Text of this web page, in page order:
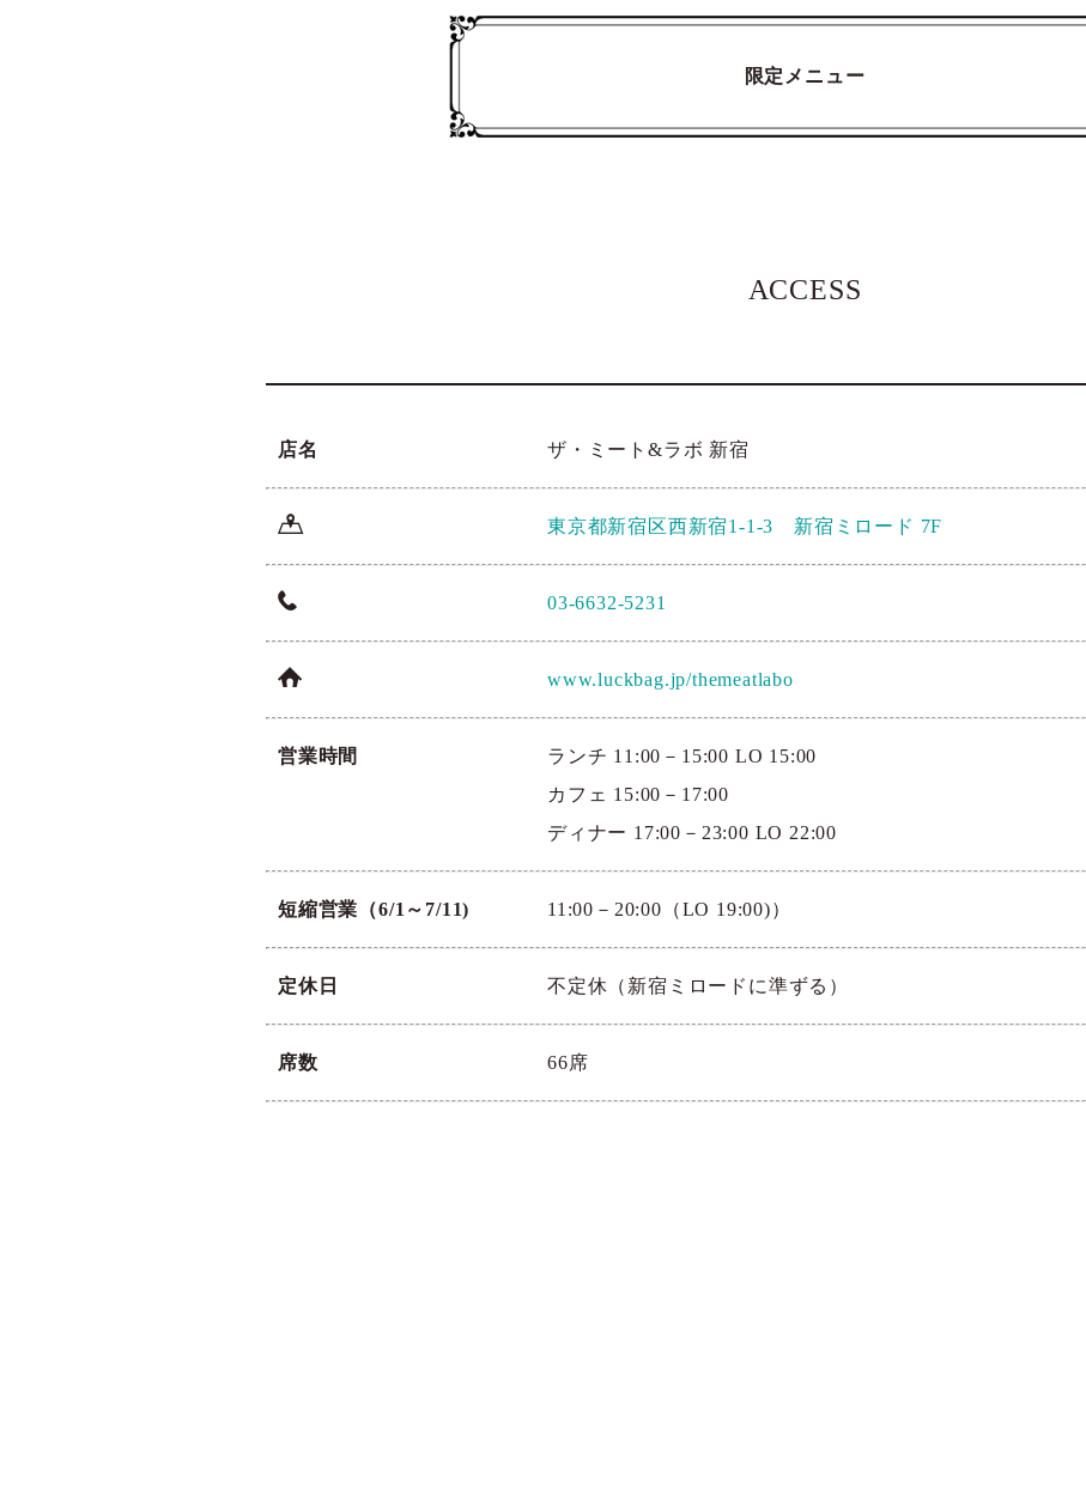
限定メニュー
ACCESS
店名 ザ・ミート&ラボ 新宿
a 東京都新宿区西新宿1-1-3 新宿ミロード 7F
t 03-6632-5231
h www.luckbag.jp/themeatlabo
営業時間
ランチ 11:00－15:00 LO 15:00
カフェ 15:00－17:00
ディナー 17:00－23:00 LO 22:00
短縮営業（6/1～7/11) 11:00－20:00（LO 19:00)）
定休日 不定休（新宿ミロードに準ずる）
席数 66席